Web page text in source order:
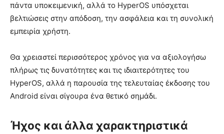
πάντα υποκειμενική, αλλά το HyperOS υπόσχεται
βελτιώσεις στην απόδοση, την ασφάλεια και τη συνολική
εμπειρία χρήστη.
Θα χρειαστεί περισσότερος χρόνος για να αξιολογήσω
πλήρως τις δυνατότητες και τις ιδιαιτερότητες του
HyperOS, αλλά η παρουσία της τελευταίας έκδοσης του
Android είναι σίγουρα ένα θετικό σημάδι.
Ήχος και άλλα χαρακτηριστικά